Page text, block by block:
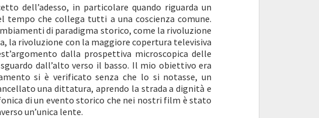
dell’adesso, in particolare quando riguarda un
tempo che collega tutti a una coscienza comune.
di paradigma storico, come la rivoluzione
la rivoluzione con la maggiore copertura televisiva
dalla prospettiva microscopica delle
dall’alto verso il basso. Il mio obiettivo era
si è verificato senza che lo si notasse, un
una dittatura, aprendo la strada a dignità e
di un evento storico che nei nostri film è stato
un’unica lente.